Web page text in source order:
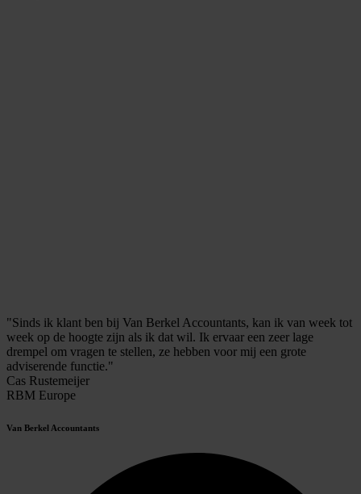
"Sinds ik klant ben bij Van Berkel Accountants, kan ik van week tot
week op de hoogte zijn als ik dat wil. Ik ervaar een zeer lage
drempel om vragen te stellen, ze hebben voor mij een grote
adviserende functie."
Cas Rustemeijer
RBM Europe
Van Berkel Accountants